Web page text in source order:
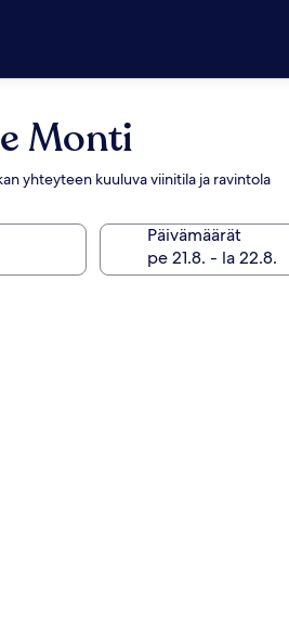
Monti
yhteyteen kuuluva viinitila ja ravintola
Päivämäärät